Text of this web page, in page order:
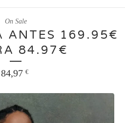
ANTES 169.95€
84.97€
84,97 €
On Sale